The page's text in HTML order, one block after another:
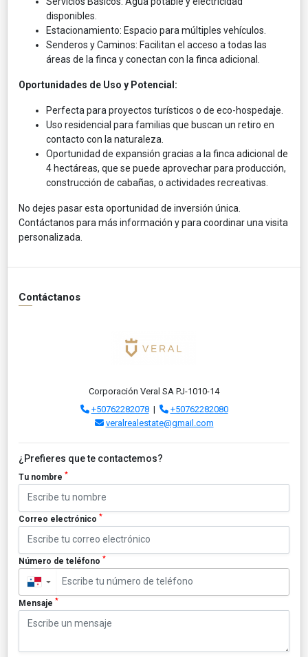
disponibles.
Estacionamiento: Espacio para múltiples vehículos.
Senderos y Caminos: Facilitan el acceso a todas las
áreas de la finca y conectan con la finca adicional.
Oportunidades de Uso y Potencial:
Perfecta para proyectos turísticos o de eco-hospedaje.
Uso residencial para familias que buscan un retiro en
contacto con la naturaleza.
Oportunidad de expansión gracias a la finca adicional de
4 hectáreas, que se puede aprovechar para producción,
construcción de cabañas, o actividades recreativas.
No dejes pasar esta oportunidad de inversión única.
Contáctanos para más información y para coordinar una visita
personalizada.
Contáctanos
Corporación Veral SA PJ-1010-14
+50762282078|
+50762282080
veralrealestate@gmail.com
¿Prefieres que te contactemos?
Tu nombre *
Correo electrónico *
Número de teléfono *
▼
Mensaje *